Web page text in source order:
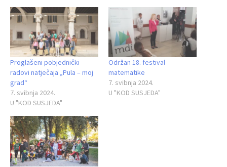
Proglašeni pobjednički
radovi natječaja „Pula – moj
grad“
7. svibnja 2024.
U "KOD SUSJEDA"
Održan 18. festival
matematike
7. svibnja 2024.
U "KOD SUSJEDA"